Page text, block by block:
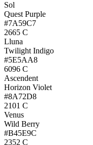
Sol
Quest Purple
#7A59C7
2665 C
Lluna
Twilight Indigo
#5E5AA8
6096 C
Ascendent
Horizon Violet
#8A72D8
2101 C
Venus
Wild Berry
#B45E9C
2352 C